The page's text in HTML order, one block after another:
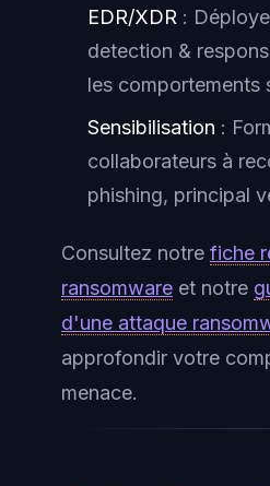
EDR/XDR :
detection &
les comportements
Sensibilisation :
collaborateurs à
phishing, principal
Consultez notre fiche
ransomware et notre
d'une attaque
approfondir votre
menace.